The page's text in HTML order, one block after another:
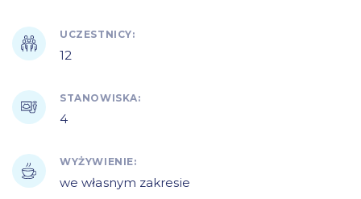
UCZESTNICY:
12
STANOWISKA:
4
WYŻYWIENIE:
we własnym zakresie